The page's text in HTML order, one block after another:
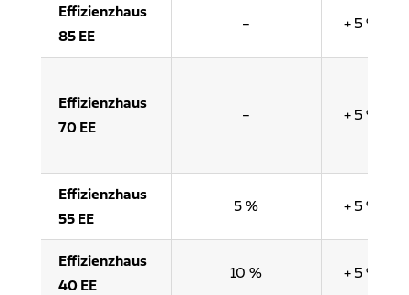
Effizienzhaus
85 EE
– + 5 %
Effizienzhaus
70 EE
– + 5 %
Effizienzhaus
55 EE
5 % + 5 %
Effizienzhaus
40 EE
10 % + 5 %